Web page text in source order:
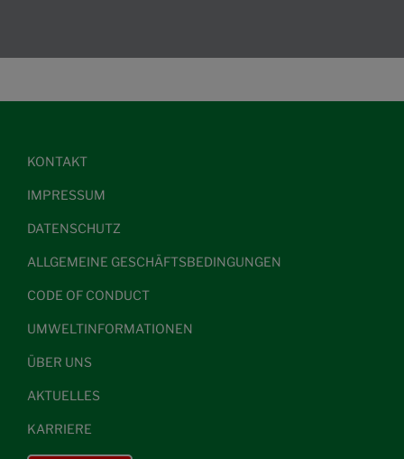
KONTAKT
IMPRESSUM
DATENSCHUTZ
ALLGEMEINE GESCHÄFTSBEDINGUNGEN
CODE OF CONDUCT
UMWELTINFORMATIONEN
ÜBER UNS
AKTUELLES
KARRIERE